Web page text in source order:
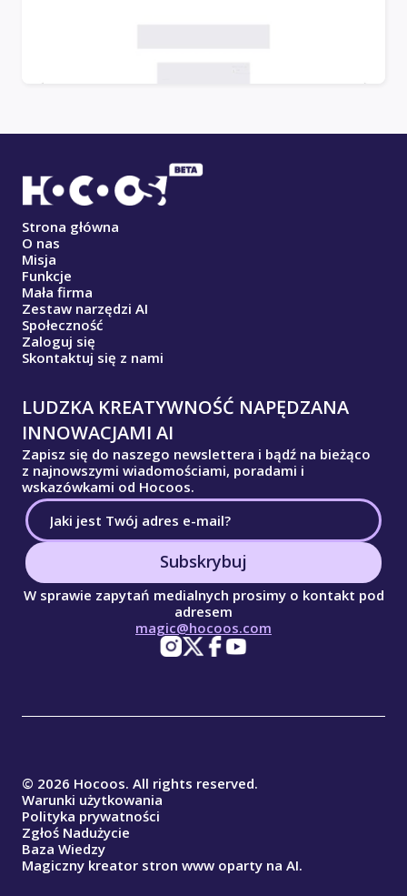
Strona główna
O nas
Misja
Funkcje
Mała firma
Zestaw narzędzi AI
Społeczność
Zaloguj się
Skontaktuj się z nami
LUDZKA KREATYWNOŚĆ NAPĘDZANA
INNOWACJAMI AI
Zapisz się do naszego newslettera i bądź na bieżąco
z najnowszymi wiadomościami, poradami i
wskazówkami od Hocoos.
Subskrybuj
W sprawie zapytań medialnych prosimy o kontakt pod
adresem
magic@hocoos.com
© 2026 Hocoos. All rights reserved.
Warunki użytkowania
Polityka prywatności
Zgłoś Nadużycie
Baza Wiedzy
Magiczny kreator stron www oparty na AI.